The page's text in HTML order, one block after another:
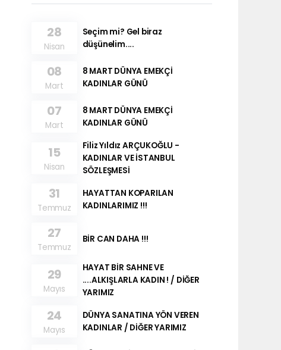
28
Nisan
Seçim mi? Gel biraz
düşünelim....
08
Mart
8 MART DÜNYA EMEKÇİ
KADINLAR GÜNÜ
07
Mart
8 MART DÜNYA EMEKÇİ
KADINLAR GÜNÜ
15
Nisan
Filiz Yıldız ARÇUKOĞLU -
KADINLAR VE İSTANBUL
SÖZLEŞMESİ
31
Temmuz
HAYATTAN KOPARILAN
KADINLARIMIZ !!!
27
Temmuz
BİR CAN DAHA !!!
29
Mayıs
HAYAT BİR SAHNE VE
....ALKIŞLARLA KADIN ! / DİĞER
YARIMIZ
24
Mayıs
DÜNYA SANATINA YÖN VEREN
KADINLAR / DİĞER YARIMIZ